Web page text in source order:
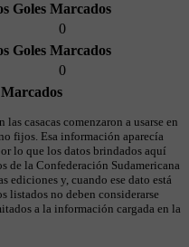
Goles Marcados
0
Goles Marcados
0
Marcados
casacas comenzaron a usarse en
fijos. Esa información aparecía
lo que los datos brindados aquí
de la Confederación Sudamericana
ediciones y, cuando ese dato está
listados no deben considerarse
a la información cargada en la